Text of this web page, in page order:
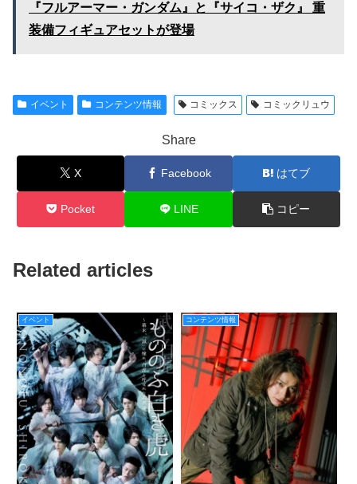
『フルアーマー・ガンダム』と『サイコ・ザク』 重
装備フィギュアセットが登場
イベント コンテンツ情報 コミックス コミックリュウ
Share
X Facebook はてブ
Pocket LINE コピー
Related articles
イベント コンテンツ情報